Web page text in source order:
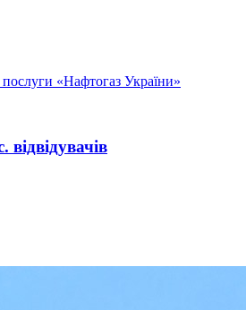
«Нафтогаз України»